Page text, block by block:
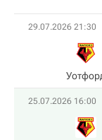
29.07.2026 21:30
25.07.2026 16:00